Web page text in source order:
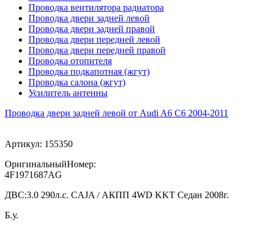
Проводка вентилятора радиатора
Проводка двери задней левой
Проводка двери задней правой
Проводка двери передней левой
Проводка двери передней правой
Проводка отопителя
Проводка подкапотная (жгут)
Проводка салона (жгут)
Усилитель антенны
Проводка двери задней левой от Audi A6 C6 2004-2011
Артикул: 155350
ОригинальныйНомер:
4F1971687AG
ДВС:3.0 290л.с. CAJA / АКПП 4WD KKT Седан 2008г.
Б.у.